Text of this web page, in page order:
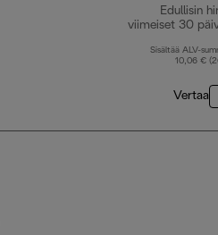
Edullisin
viimeiset 30
Sisältää ALV-
10,06 €
Vertaa